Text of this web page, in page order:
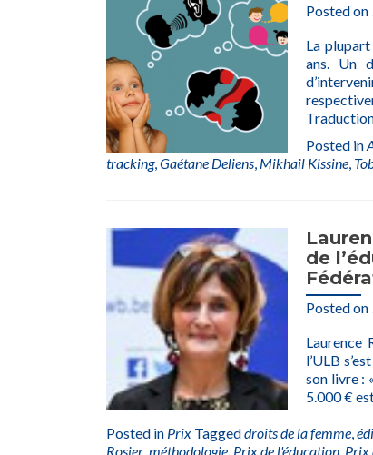
Posted on
La
ans. Un
Posted in
tracking,Gaétane Deliens, Mikhail Kissine,
de
Posted on
Laurence
l’ULB
son livre :
5.000 €
Posted in Prix Taggeddroits de la femme,
Rosier,méthodologie, Prix de l'éducation, Prix